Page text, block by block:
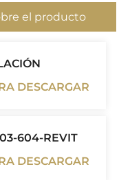
el producto
DESCARGAR
604-REVIT
DESCARGAR